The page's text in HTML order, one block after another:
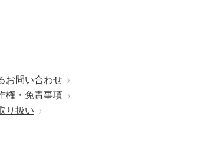
お問い合わせ
権・免責事項
り扱い